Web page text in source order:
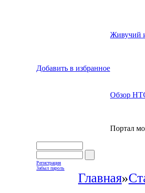
Добавить в избранное
Живучий
Обзор
Портал
Регистрация
Забыл пароль
Главная»